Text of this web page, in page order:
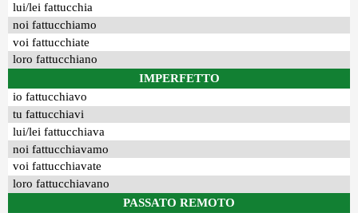
lui/lei fattucchia
noi fattucchiamo
voi fattucchiate
loro fattucchiano
IMPERFETTO
io fattucchiavo
tu fattucchiavi
lui/lei fattucchiava
noi fattucchiavamo
voi fattucchiavate
loro fattucchiavano
PASSATO REMOTO